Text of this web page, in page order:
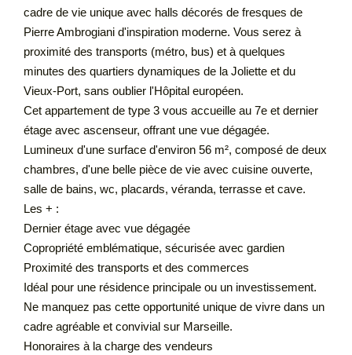
cadre de vie unique avec halls décorés de fresques de
Pierre Ambrogiani d'inspiration moderne. Vous serez à
proximité des transports (métro, bus) et à quelques
minutes des quartiers dynamiques de la Joliette et du
Vieux-Port, sans oublier l'Hôpital européen.
Cet appartement de type 3 vous accueille au 7e et dernier
étage avec ascenseur, offrant une vue dégagée.
Lumineux d'une surface d'environ 56 m², composé de deux
chambres, d'une belle pièce de vie avec cuisine ouverte,
salle de bains, wc, placards, véranda, terrasse et cave.
Les + :
Dernier étage avec vue dégagée
Copropriété emblématique, sécurisée avec gardien
Proximité des transports et des commerces
Idéal pour une résidence principale ou un investissement.
Ne manquez pas cette opportunité unique de vivre dans un
cadre agréable et convivial sur Marseille.
Honoraires à la charge des vendeurs